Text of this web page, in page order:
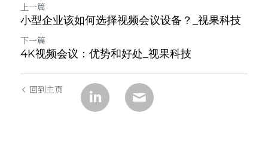
上一篇
小型企业该如何选择视频会议设备？_视果科技
下一篇
4K视频会议：优势和好处_视果科技
回到主页